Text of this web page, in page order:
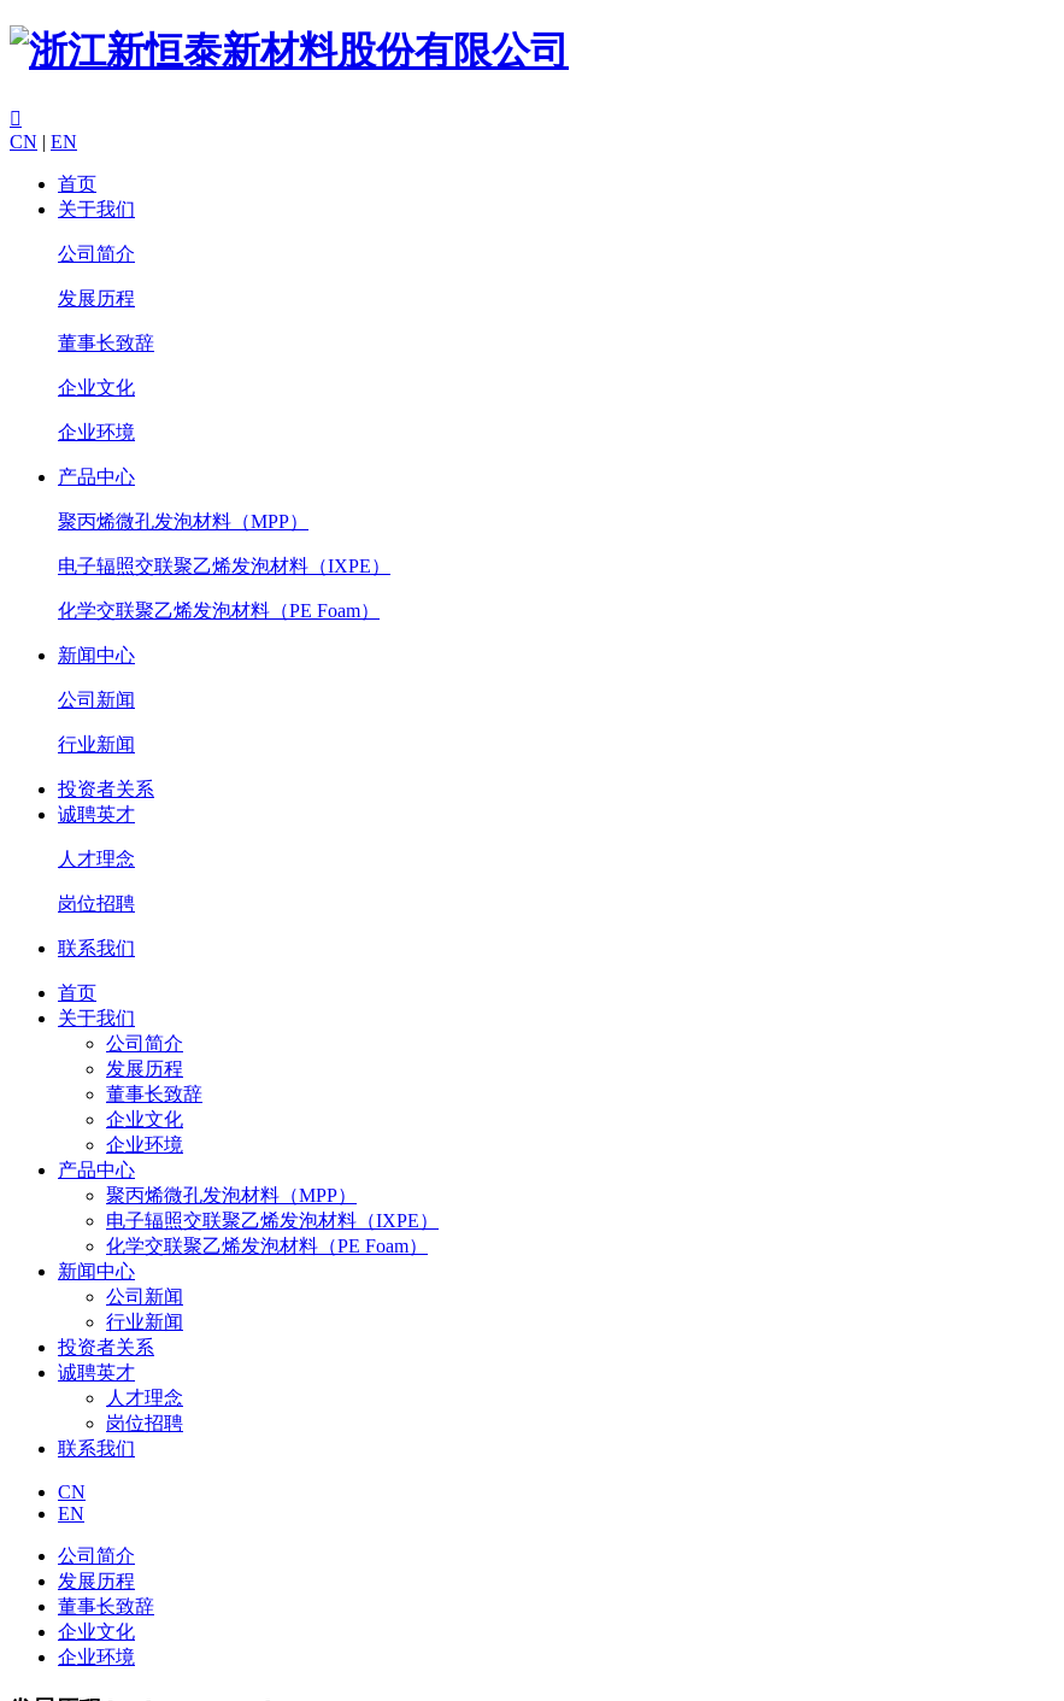

CN | EN
首页
关于我们
公司简介
发展历程
董事长致辞
企业文化
企业环境
产品中心
聚丙烯微孔发泡材料（MPP）
电子辐照交联聚乙烯发泡材料（IXPE）
化学交联聚乙烯发泡材料（PE Foam）
新闻中心
公司新闻
行业新闻
投资者关系
诚聘英才
人才理念
岗位招聘
联系我们
首页
关于我们
公司简介
发展历程
董事长致辞
企业文化
企业环境
产品中心
聚丙烯微孔发泡材料（MPP）
电子辐照交联聚乙烯发泡材料（IXPE）
化学交联聚乙烯发泡材料（PE Foam）
新闻中心
公司新闻
行业新闻
投资者关系
诚聘英才
人才理念
岗位招聘
联系我们
CN
EN
公司简介
发展历程
董事长致辞
企业文化
企业环境